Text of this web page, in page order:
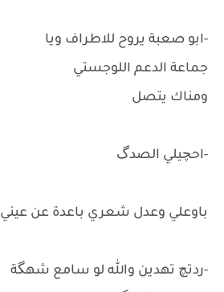
-ابو صعبة يروح للاطراف ويا
جماعة الدعم اللوجستي
ومناك يتصل
-احچيلي الصدگ
باوعلي وعدل شعري باعدة عن عيني
-ردتچ تهدين والله لو سامع شهگة